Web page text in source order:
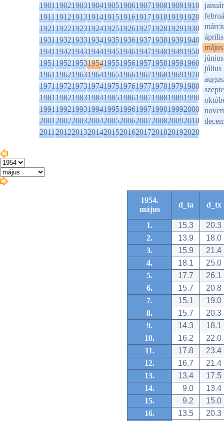
1901190219031904190519061907190819091910
1911191219131914191519161917191819191920
1921192219231924192519261927192819291930
1931193219331934193519361937193819391940
1941194219431944194519461947194819491950
1951195219531954195519561957195819591960
1961196219631964196519661967196819691970
1971197219731974197519761977197819791980
1981198219831984198519861987198819891990
1991199219931994199519961997199819992000
2001200220032004200520062007200820092010
2011201220132014201520162017201820192020
január
április
május
június
július
1954.
május
d_ta d_tx
1. 15.3
20.3
2.
13.9
18.0
3.
15.9
21.4
4.
18.1
25.0
5.
17.7
26.1
6.
15.7
20.8
7.
15.1
19.0
8.
15.7
20.3
9.
14.3
18.1
10.
16.2
22.0
11.
17.8
23.4
12.
16.7
21.4
13.
13.4
17.5
14.
9.0
13.4
15.
9.2
15.0
16.
13.5
20.3